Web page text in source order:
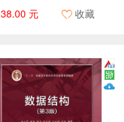
38.00 元 收藏